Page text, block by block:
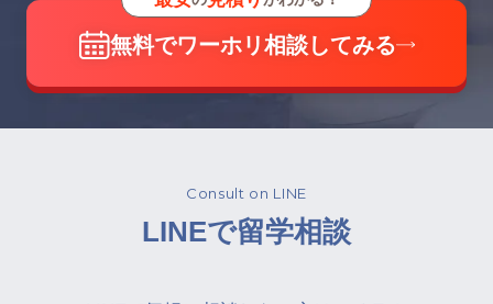
無料でワーホリ相談してみる
Consult on LINE
LINEで留学相談